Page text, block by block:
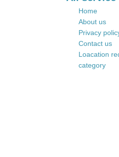
Home
About us
Privacy
Contact us
Loacation
category